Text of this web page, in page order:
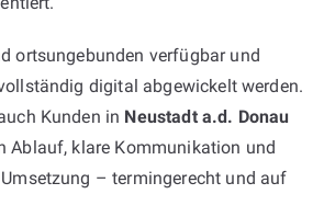
ortsungebunden verfügbar und
digital abgewickelt werden.
Kunden in Neustadt a.d. Donau
Ablauf, klare Kommunikation und
– termingerecht und auf